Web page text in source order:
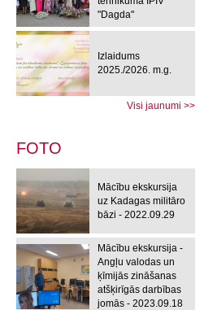
"Dagda"
Izlaidums
2025./2026. m.g.
Visi jaunumi >>
FOTO
Mācību ekskursija
uz Kadagas militāro
bāzi - 2022.09.29
Mācību ekskursija -
Angļu valodas un
ķīmijās zināšanas
atšķirīgās darbības
jomās - 2023.09.18